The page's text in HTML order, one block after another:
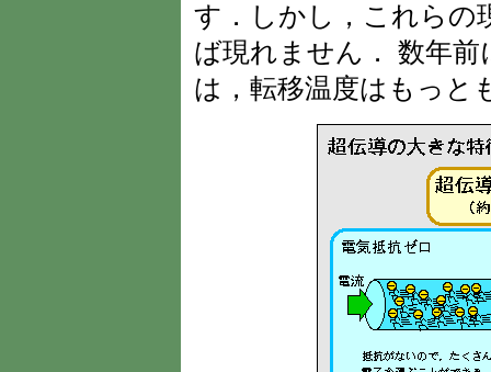
す．しかし，これらの
ば現れません． 数年
は，転移温度はもっと